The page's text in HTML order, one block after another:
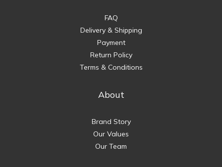
FAQ
Delivery & Shipping
Payment
Return Policy
Terms & Conditions
About
Brand Story
Our Values
Our Team